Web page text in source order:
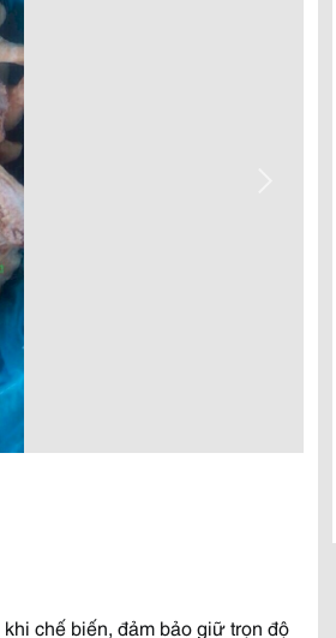
chế biến, đảm bảo giữ trọn độ